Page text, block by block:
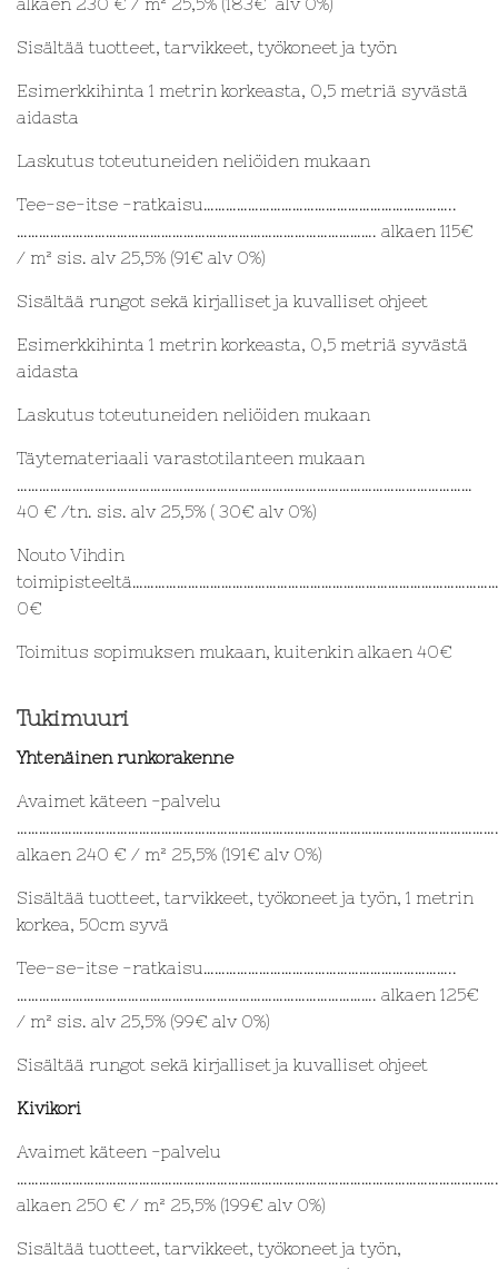
Sisältää tuotteet, tarvikkeet, työkoneet ja työn
Esimerkkihinta 1 metrin korkeasta, 0,5 metriä syvästä
aidasta
Laskutus toteutuneiden neliöiden mukaan
Tee-se-itse -ratkaisu…………………………………………………………..
……………………………………………………………………………………. alkaen 115€
/ m² sis. alv 25,5% (91€ alv 0%)
Sisältää rungot sekä kirjalliset ja kuvalliset ohjeet
Esimerkkihinta 1 metrin korkeasta, 0,5 metriä syvästä
aidasta
Laskutus toteutuneiden neliöiden mukaan
Täytemateriaali varastotilanteen mukaan
……………………………………………………………………………………………………………
40 € /tn. sis. alv 25,5% ( 30€ alv 0%)
Nouto Vihdin
0€
Toimitus sopimuksen mukaan, kuitenkin alkaen 40€
Tukimuuri
Yhtenäinen runkorakenne
Avaimet käteen -palvelu
alkaen 240 € / m² 25,5% (191€ alv 0%)
Sisältää tuotteet, tarvikkeet, työkoneet ja työn, 1 metrin
korkea, 50cm syvä
Tee-se-itse -ratkaisu…………………………………………………………..
……………………………………………………………………………………. alkaen 125€
/ m² sis. alv 25,5% (99€ alv 0%)
Sisältää rungot sekä kirjalliset ja kuvalliset ohjeet
Kivikori
Avaimet käteen -palvelu
alkaen 250 € / m² 25,5% (199€ alv 0%)
Sisältää tuotteet, tarvikkeet, työkoneet ja työn,